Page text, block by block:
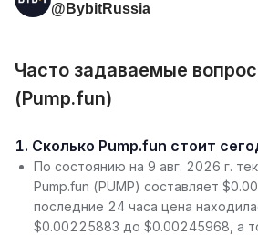
@BybitRussia
Часто задаваемые
(Pump.fun)
1. Сколько Pump.fun стоит
По состоянию на 9 авг. 2026 г.
Pump.fun (PUMP) составляет
последние 24 часа цена
$0.00225883 до $0.00245968, а